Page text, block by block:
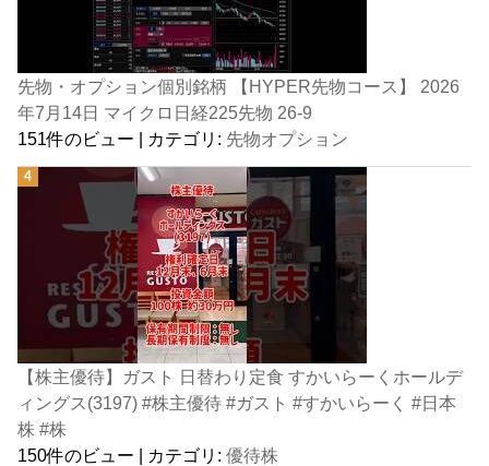
先物・オプション個別銘柄 【HYPER先物コース】 2026
年7月14日 マイクロ日経225先物 26-9
151件のビュー
カテゴリ: 先物オプション
【株主優待】ガスト 日替わり定食 すかいらーくホールデ
ィングス(3197) #株主優待 #ガスト #すかいらーく #日本
株 #株
150件のビュー | カテゴリ:優待株